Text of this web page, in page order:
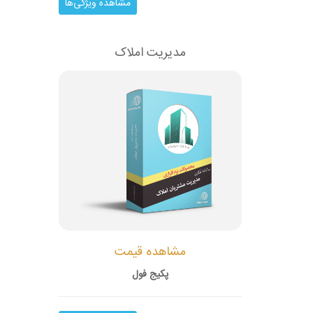
مدیریت املاک
مشاهده قیمت
پکیج فول